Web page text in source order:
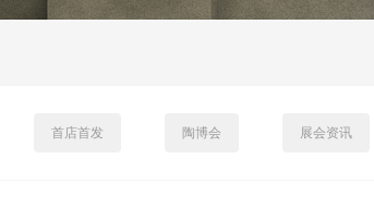
首店首发 陶博会 展会资讯